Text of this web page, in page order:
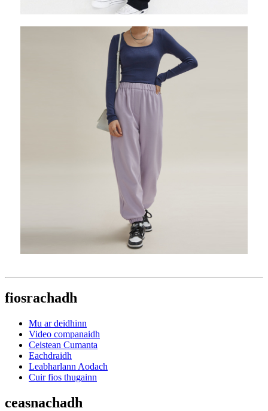
fiosrachadh
Mu ar deidhinn
Video companaidh
Ceistean Cumanta
Eachdraidh
Leabharlann Aodach
Cuir fios thugainn
ceasnachadh